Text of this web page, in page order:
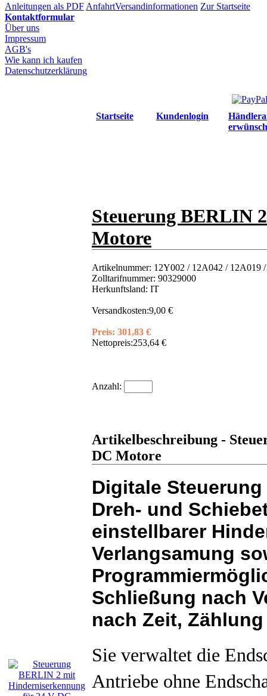
Anleitungen als PDF AnfahrtVersandinformationen Zur Startseite
Kontaktformular
Über uns
Impressum
AGB's
Wie kann ich kaufen
Datenschutzerklärung
Startseite Kundenlogin
Steuerung BERLIN
Motore
Artikelnummer: 12Y002 / 12A042 / 12A019
Zolltarifnummer: 90329000
Herkunftsland: IT
Versandkosten:9,00 €
Preis: 301,83 €
Nettopreis:253,64 €
Anzahl:
Artikelbeschreibung -
DC Motore
Digitale
Dreh- und
einstellbarer
Verlangsamung
Schließung nach
nach Zeit,
Sie verwaltet die
Antriebe ohne